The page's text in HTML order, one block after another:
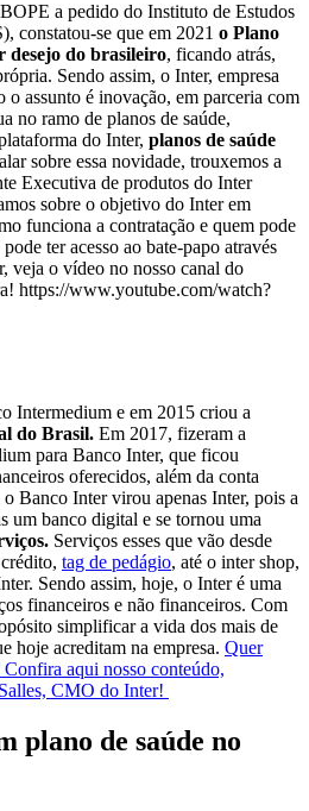
a pedido do Instituto de Estudos
constatou-se que em 2021 o Plano
desejo do brasileiro, ficando atrás,
Sendo assim, o Inter, empresa
o assunto é inovação, em parceria com
no ramo de planos de saúde,
do Inter, planos de saúde
sobre essa novidade, trouxemos a
Executiva de produtos do Inter
sobre o objetivo do Inter em
funciona a contratação e quem pode
ter acesso ao bate-papo através
veja o vídeo no nosso canal do
https://www.youtube.com/watch?
Intermedium e em 2015 criou a
do Brasil. Em 2017, fizeram a
para Banco Inter, que ficou
oferecidos, além da conta
Banco Inter virou apenas Inter, pois a
um banco digital e se tornou uma
Serviços esses que vão desde
tag de pedágio, até o inter shop,
Sendo assim, hoje, o Inter é uma
financeiros e não financeiros. Com
simplificar a vida dos mais de
hoje acreditam na empresa. Quer
aqui nosso conteúdo,
CMO do Inter!
plano de saúde no